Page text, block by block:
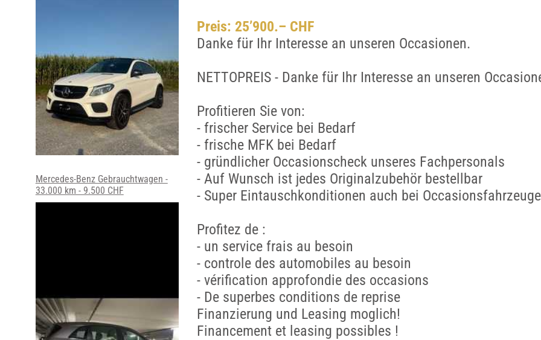
Preis: 25’900.– CHF
Danke für Ihr Interesse an unseren Occasionen.
NETTOPREIS - Danke für Ihr Interesse an unseren
Profitieren Sie von:
- frischer Service bei Bedarf
- frische MFK bei Bedarf
- gründlicher Occasionscheck unseres Fachpersonals
- Auf Wunsch ist jedes Originalzubehör bestellbar
- Super Eintauschkonditionen auch bei
Profitez de :
- un service frais au besoin
- controle des automobiles au besoin
- vérification approfondie des occasions
- De superbes conditions de reprise
Finanzierung und Leasing moglich!
Financement et leasing possibles !
Mercedes-Benz Gebrauchtwagen -
33.000 km - 9.500 CHF